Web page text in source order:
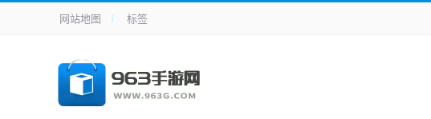
手机应用
手机游戏 体育竞技
网站地图 标签